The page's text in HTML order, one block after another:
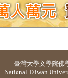
臺灣大學文學院佛
National Taiwan